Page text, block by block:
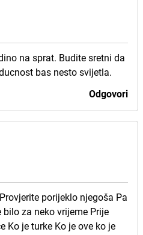
na sprat. Budite sretni da
bas nesto svijetla.
Odgovori
porijeklo njegoša Pa
za neko vrijeme Prije
Ko je turke Ko je ove ko je